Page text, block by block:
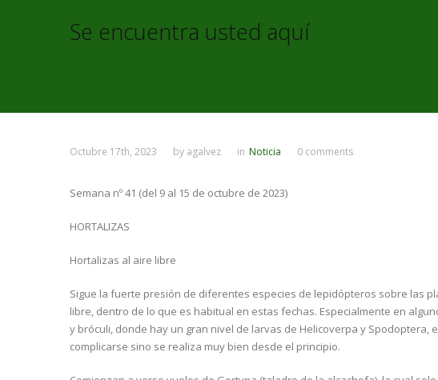
Se encuentra usted aquí
Octubre 17th, 2023 by agalvez in Noticia 0 comments
Semana nº 41 (del 9 al 15 de octubre de 2023)
HORTALIZAS
Hortalizas al aire libre
Sigue la fuerte presión de diferentes especies de lepidópteros sobre las
libre, dentro de lo que es habitual en estas fechas. Especialmente en
y bróculi, donde hay un gran nivel de larvas de Helicoverpa y Spodoptera,
complicarse sino se realiza muy bien desde el principio.